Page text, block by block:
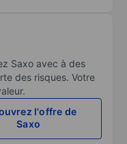
Saxo avec à des
des risques. Votre
l'offre de
Saxo